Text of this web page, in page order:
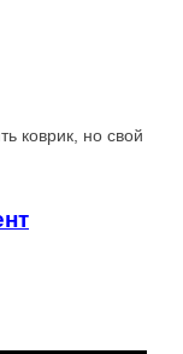
коврик, но свой